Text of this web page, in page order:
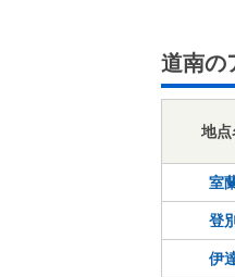
道南の
地点
室
登別
伊